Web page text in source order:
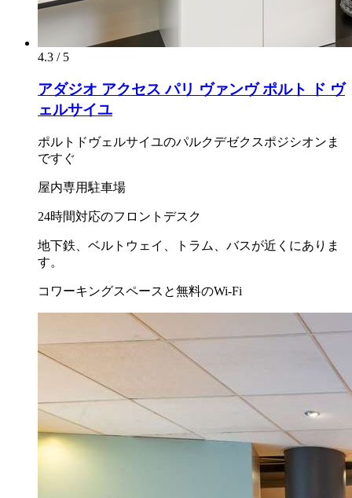
4.3 / 5
アダジオ アクセス パリ ヴァンヴ ポルト ド ヴ
ェルサイユ
ポルトドヴェルサイユのパルクデゼクスポジシオンま
ですぐ
屋内専用駐車場
24時間対応のフロントデスク
地下鉄、ベルトウェイ、トラム、バスが近くにありま
す。
コワーキングスペースと無料のWi-Fi